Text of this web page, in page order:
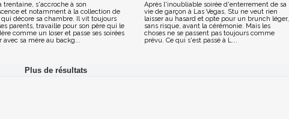
trentaine, s'accroche à son
et notamment à la collection de
qui décore sa chambre. Il vit toujours
parents, travaille pour son père qui le
comme un loser et passe ses soirées
avec sa mère au backg...
Après l'inoubliable soirée d'enterrement de sa
vie de garçon à Las Vegas, Stu ne veut rien
laisser au hasard et opte pour un brunch léger,
sans risque, avant la cérémonie. Mais les
choses ne se passent pas toujours comme
prévu. Ce qui s'est passé à L...